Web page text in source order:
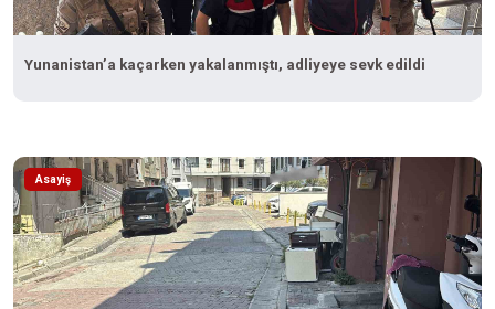
Yunanistan’a kaçarken yakalanmıştı, adliyeye sevk edildi
Asayiş